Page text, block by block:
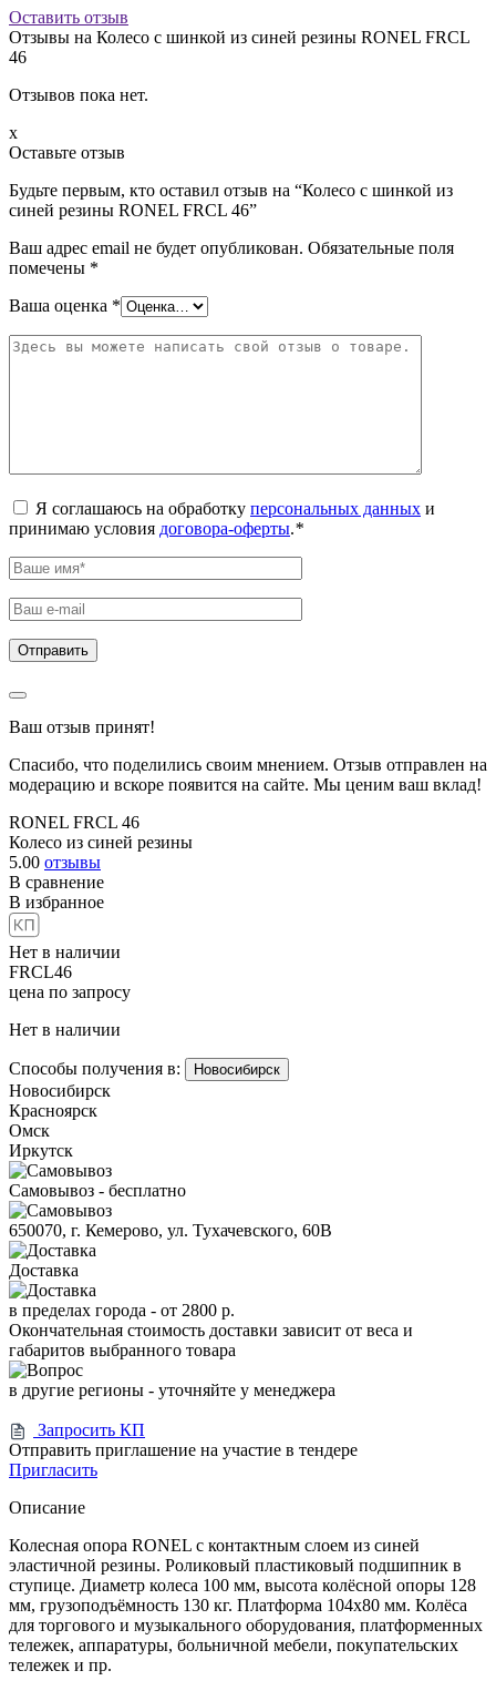
Оставить отзыв
Отзывы на Колесо с шинкой из синей резины RONEL FRCL
46
Отзывов пока нет.
x
Оставьте отзыв
Будьте первым, кто оставил отзыв на “Колесо с шинкой из
синей резины RONEL FRCL 46”
Ваш адрес email не будет опубликован. Обязательные поля
помечены *
Ваша оценка *
Я соглашаюсь на обработку персональных данных и
принимаю условия договора-оферты.*
Ваш отзыв принят!
Спасибо, что поделились своим мнением. Отзыв отправлен на
модерацию и вскоре появится на сайте. Мы ценим ваш вклад!
RONEL FRCL 46
Колесо из синей резины
5.00 отзывы
В сравнение
В избранное
Нет в наличии
FRCL46
цена по запросу
Нет в наличии
Способы получения в: Новосибирск
Новосибирск
Красноярск
Омск
Иркутск
Самовывоз - бесплатно
650070, г. Кемерово, ул. Тухачевского, 60В
Доставка
в пределах города - от 2800 р.
Окончательная стоимость доставки зависит от веса и
габаритов выбранного товара
в другие регионы - уточняйте у менеджера
Запросить КП
Отправить приглашение на участие в тендере
Пригласить
Описание
Колесная опора RONEL с контактным слоем из синей
эластичной резины. Роликовый пластиковый подшипник в
ступице. Диаметр колеса 100 мм, высота колёсной опоры 128
мм, грузоподъёмность 130 кг. Платформа 104x80 мм. Колёса
для торгового и музыкального оборудования, платформенных
тележек, аппаратуры, больничной мебели, покупательских
тележек и пр.